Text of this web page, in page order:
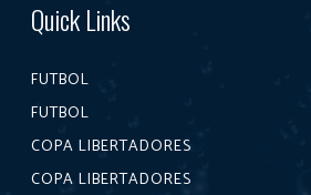
Quick Links
FUTBOL
FUTBOL
COPA LIBERTADORES
COPA LIBERTADORES